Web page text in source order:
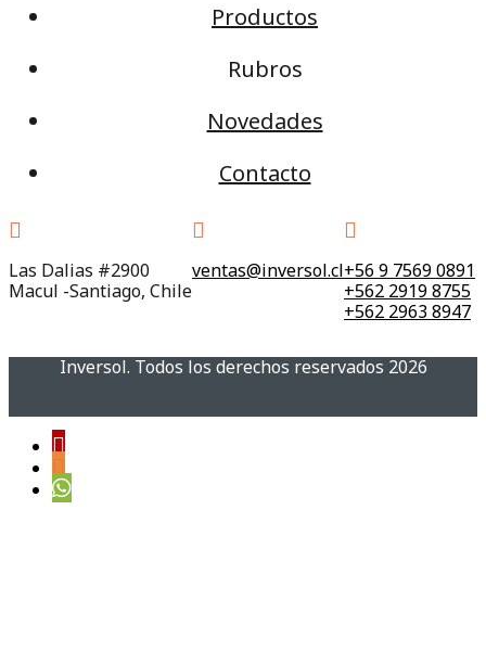
Productos
Rubros
Novedades
Contacto
Las Dalias #2900
Macul -Santiago, Chile
ventas@inversol.cl+56 9 7569 0891
+562 2919 8755
+562 2963 8947
Inversol. Todos los derechos reservados 2026